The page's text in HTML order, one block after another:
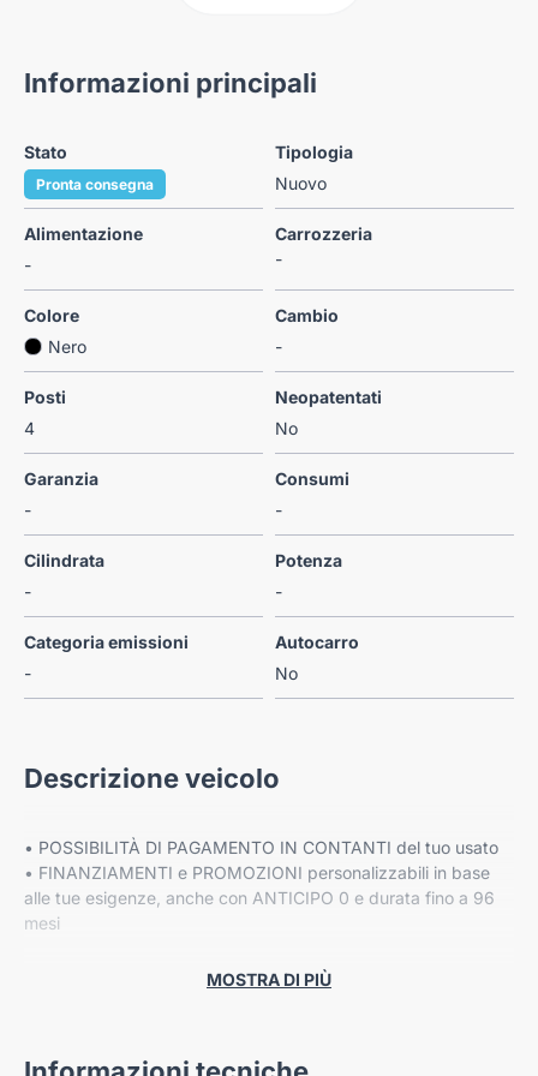
Informazioni principali
Stato
Pronta consegna
Tipologia
Nuovo
Alimentazione
-
Carrozzeria
-
Colore
Nero
Cambio
-
Posti
4
Neopatentati
No
Garanzia
-
Consumi
-
Cilindrata
-
Potenza
-
Categoria emissioni
-
Autocarro
No
Descrizione veicolo
• POSSIBILITÀ DI PAGAMENTO IN CONTANTI del tuo usato
• FINANZIAMENTI e PROMOZIONI personalizzabili in base
alle tue esigenze, anche con ANTICIPO 0 e durata fino a 96
mesi
MOSTRA DI PIÙ